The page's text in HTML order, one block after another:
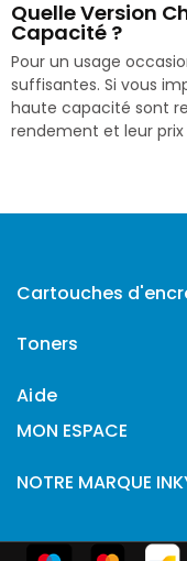
Quelle Version
Capacité ?
Pour un usage
suffisantes. Si vous
haute capacité sont
rendement et leur
Cartouches
Toners
Aide
MON ESPACE
NOTRE MARQUE